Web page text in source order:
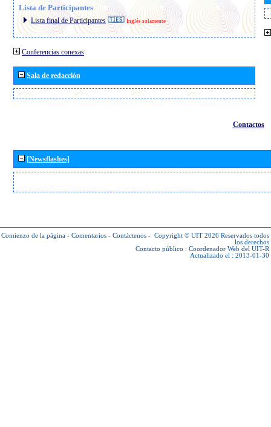
Lista de Participantes
Lista final de Participantes Inglés solamente
Conferencias conexas
Sala de redacción
Contactos
[Newsflashes]
Comienzo de la página - Comentarios - Contáctenos - Copyright © UIT 2026 Reservados todos
los derechos
Contacto público : Coordenador Web del UIT-R
Actualizado el : 2013-01-30